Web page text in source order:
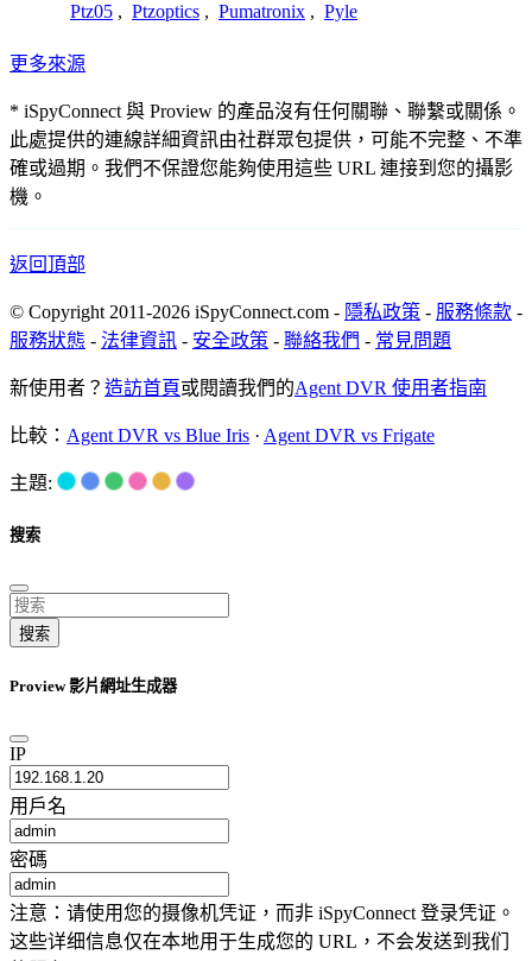
Ptz05 , Ptzoptics , Pumatronix , Pyle
更多來源
* iSpyConnect 與 Proview 的產品沒有任何關聯、聯繫或關係。
此處提供的連線詳細資訊由社群眾包提供，可能不完整、不準
確或過期。我們不保證您能夠使用這些 URL 連接到您的攝影
機。
返回頂部
© Copyright 2011-2026 iSpyConnect.com - 隱私政策 - 服務條款 -
服務狀態 - 法律資訊 - 安全政策 - 聯絡我們 - 常見問題
新使用者？ 造訪首頁或閱讀我們的Agent DVR 使用者指南
比較： Agent DVR vs Blue Iris · Agent DVR vs Frigate
主題:
搜索
搜索
Proview 影片網址生成器
IP
用戶名
密碼
注意：请使用您的摄像机凭证，而非 iSpyConnect 登录凭证。
这些详细信息仅在本地用于生成您的 URL，不会发送到我们